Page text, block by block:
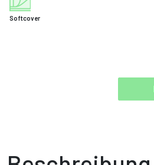
Softcover